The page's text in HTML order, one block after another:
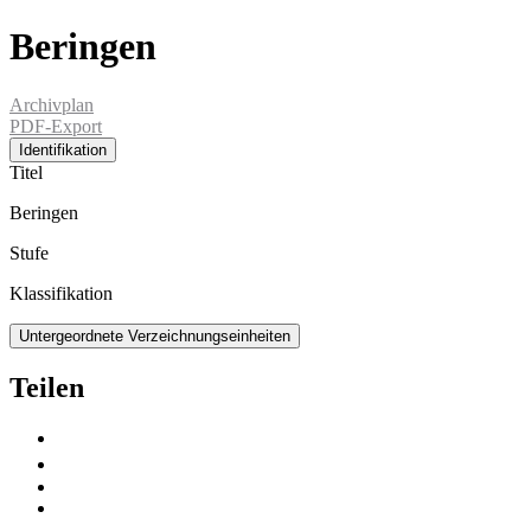
Beringen
Archivplan
PDF-Export
Identifikation
Titel
Beringen
Stufe
Klassifikation
Untergeordnete Verzeichnungseinheiten
Teilen